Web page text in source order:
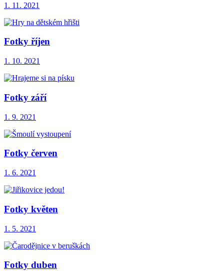
1. 11. 2021
Fotky říjen
1. 10. 2021
Fotky září
1. 9. 2021
Fotky červen
1. 6. 2021
Fotky květen
1. 5. 2021
Fotky duben